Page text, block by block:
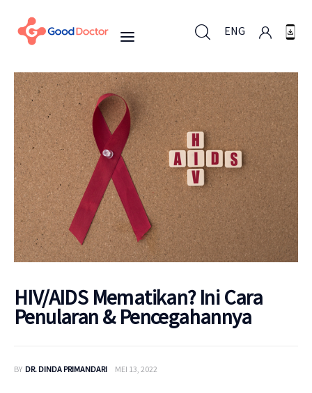
ENG
ENG
Untuk Bisnis
Untuk Anda
Mengapa Good Doctor
Berita
Layanan
HIV/AIDS Mematikan? Ini Cara
Penularan & Pencegahannya
BY DR. DINDA PRIMANDARI MEI 13, 2022